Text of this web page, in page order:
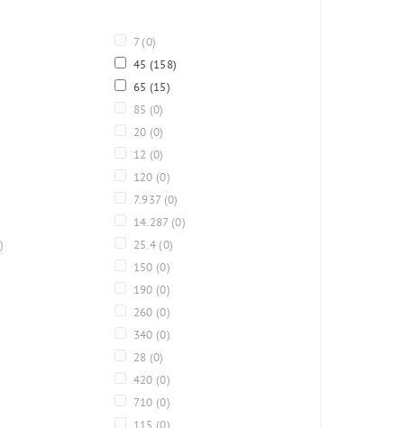
7 (0)
45 (158)
65 (15)
85 (0)
20 (0)
12 (0)
120 (0)
7.937 (0)
14.287 (0)
25.4 (0)
150 (0)
190 (0)
260 (0)
340 (0)
28 (0)
420 (0)
710 (0)
115 (0)